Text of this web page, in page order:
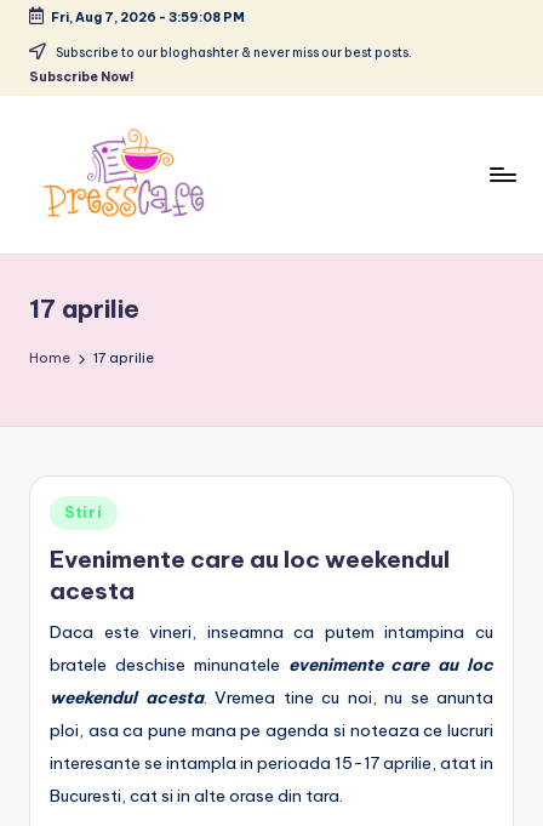
Skip
Fri, Aug 7, 2026 - 3:59:08 PM
Subscribe to our bloghashter & never miss our best posts.
Subscribe Now!
e
s
a
f
e
r
o
urbane
17 aprilie
Home 17 aprilie
Posted
Stiri
Evenimente care au loc weekendul
acesta
Daca este vineri, inseamna ca putem intampina cu
bratele deschise minunatele evenimente care au loc
weekendul acesta. Vremea tine cu noi, nu se anunta
ploi, asa ca pune mana pe agenda si noteaza ce lucruri
interesante se intampla in perioada 15-17 aprilie, atat in
Bucuresti, cat si in alte orase din tara.